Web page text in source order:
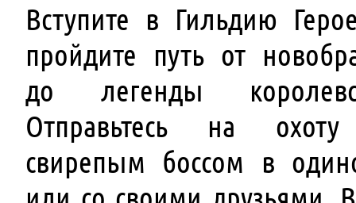
Вступите в Гильдию
пройдите путь от
до легенды
Отправьтесь на
свирепым боссом в